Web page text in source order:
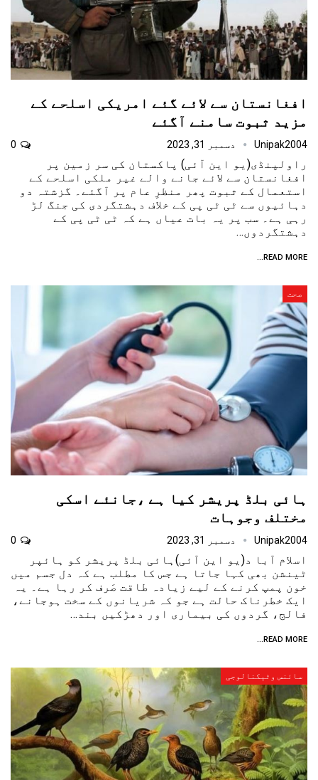
افغانستان سے لائے گئے امریکی اسلحے کے
مزید ثبوت سامنے آگئے
Unipak2004 دسمبر 31, 2023
راولپنڈی(یو این آئی) پاکستان کی سر زمین پر
افغانستان سے لائے جانے والے غیر ملکی اسلحے کے
استعمال کے ثبوت پھر منظرِ عام پر آگئے۔ گزشتہ دو
دہائیوں سے ٹی ٹی پی کے خلاف دہشتگردی کی جنگ لڑ
رہی ہے۔ سب پر یہ بات عیاں ہے کہ ٹی ٹی پی کے
دہشتگردوں…
READ MORE...
صحت
ہائی بلڈ پریشر کیا ہے ،جانئے اسکی
مختلف وجوہات
Unipak2004 دسمبر 31, 2023
اسلام آبا د(یو این آئی)ہائی بلڈ پریشر کو ہائپر
ٹینشن بھی کہا جاتا ہے جس کا مطلب ہے کہ دل جسم میں
خون پمپ کرنے کے لیے زیادہ طاقت صَرف کر رہا ہے۔ یہ
ایک خطرناک حالت ہے جو کہ شریانوں کے سخت ہوجانے،
فالج، گردوں کی بیماری اور دھڑکیں بند…
READ MORE...
سائنس وٹیکنالوجی